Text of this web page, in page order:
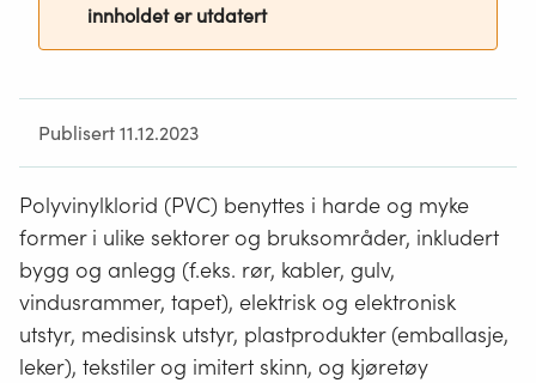
innholdet er utdatert
Publisert 11.12.2023
Polyvinylklorid (PVC) benyttes i harde og myke
former i ulike sektorer og bruksområder, inkludert
bygg og anlegg (f.eks. rør, kabler, gulv,
vindusrammer, tapet), elektrisk og elektronisk
utstyr, medisinsk utstyr, plastprodukter (emballasje,
leker), tekstiler og imitert skinn, og kjøretøy